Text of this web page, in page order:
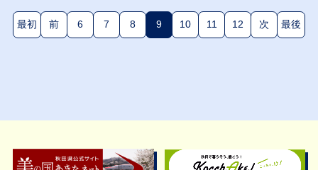
最初 前 6 7 8 9(現在のページ)
10 11 12 次 最後